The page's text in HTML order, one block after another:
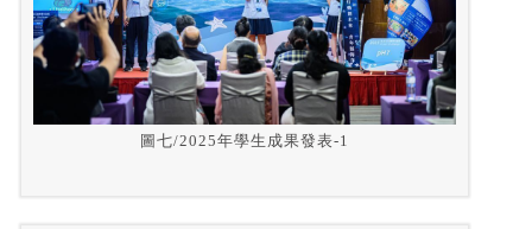
圖七/2025年學生成果發表-1